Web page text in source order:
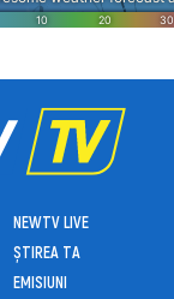
NEWTV LIVE
ȘTIREA TA
EMISIUNI